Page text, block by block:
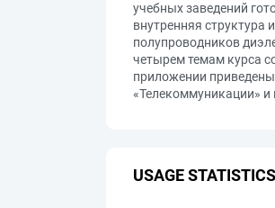
учебных заведений
внутренняя структура
полупроводников
четырем темам курса
приложении
«Телекоммуникации» и
USAGE STATISTICS